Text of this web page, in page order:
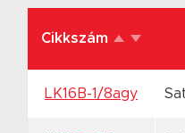
Cikkszám
LK16B-1/8agy